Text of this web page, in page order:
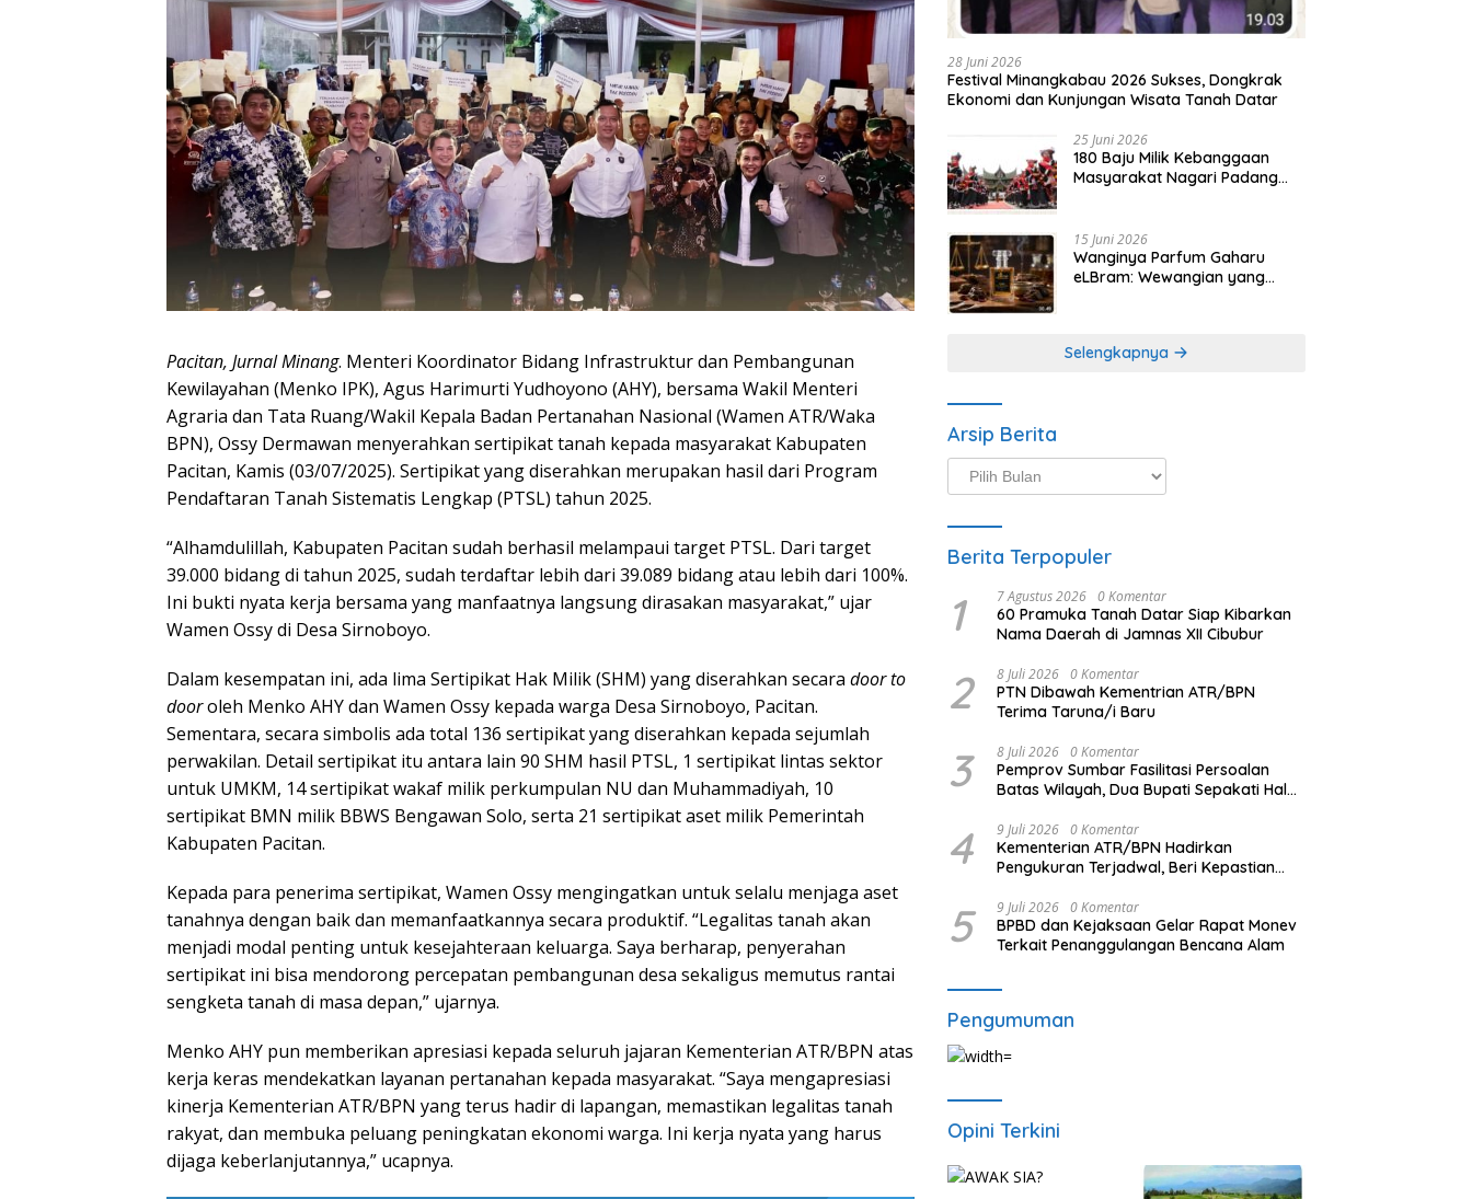
Pacitan, Jurnal Minang. Menteri Koordinator Bidang Infrastruktur dan Pembangunan
Kewilayahan (Menko IPK), Agus Harimurti Yudhoyono (AHY), bersama Wakil Menteri
Agraria dan Tata Ruang/Wakil Kepala Badan Pertanahan Nasional (Wamen ATR/Waka
BPN), Ossy Dermawan menyerahkan sertipikat tanah kepada masyarakat Kabupaten
Pacitan, Kamis (03/07/2025). Sertipikat yang diserahkan merupakan hasil dari Program
Pendaftaran Tanah Sistematis Lengkap (PTSL) tahun 2025.
“Alhamdulillah, Kabupaten Pacitan sudah berhasil melampaui target PTSL. Dari target
39.000 bidang di tahun 2025, sudah terdaftar lebih dari 39.089 bidang atau lebih dari 100%.
Ini bukti nyata kerja bersama yang manfaatnya langsung dirasakan masyarakat,” ujar
Wamen Ossy di Desa Sirnoboyo.
Dalam kesempatan ini, ada lima Sertipikat Hak Milik (SHM) yang diserahkan secara door to
dooroleh Menko AHY dan Wamen Ossy kepada warga Desa Sirnoboyo, Pacitan.
Sementara, secara simbolis ada total 136 sertipikat yang diserahkan kepada sejumlah
perwakilan. Detail sertipikat itu antara lain 90 SHM hasil PTSL, 1 sertipikat lintas sektor
untuk UMKM, 14 sertipikat wakaf milik perkumpulan NU dan Muhammadiyah, 10
sertipikat BMN milik BBWS Bengawan Solo, serta 21 sertipikat aset milik Pemerintah
Kabupaten Pacitan.
Kepada para penerima sertipikat, Wamen Ossy mengingatkan untuk selalu menjaga aset
tanahnya dengan baik dan memanfaatkannya secara produktif. “Legalitas tanah akan
menjadi modal penting untuk kesejahteraan keluarga. Saya berharap, penyerahan
sertipikat ini bisa mendorong percepatan pembangunan desa sekaligus memutus rantai
sengketa tanah di masa depan,” ujarnya.
Menko AHY pun memberikan apresiasi kepada seluruh jajaran Kementerian ATR/BPN atas
kerja keras mendekatkan layanan pertanahan kepada masyarakat. “Saya mengapresiasi
kinerja Kementerian ATR/BPN yang terus hadir di lapangan, memastikan legalitas tanah
rakyat, dan membuka peluang peningkatan ekonomi warga. Ini kerja nyata yang harus
dijaga keberlanjutannya,” ucapnya.
28 Juni 2026
Festival Minangkabau 2026 Sukses, Dongkrak
Ekonomi dan Kunjungan Wisata Tanah Datar
25 Juni 2026
180 Baju Milik Kebanggaan
Masyarakat Nagari Padang
Minangkabau
15 Juni 2026
Wanginya Parfum Gaharu
eLBram: Wewangian yang
Selengkapnya
Arsip Berita
Arsip
Berita
Berita Terpopuler
1 7 Agustus 2026 0 Komentar
60 Pramuka Tanah Datar Siap Kibarkan
Nama Daerah di Jamnas XII Cibubur
2 8 Juli 2026 0 Komentar
PTN Dibawah Kementrian ATR/BPN
Terima Taruna/i Baru
3 8 Juli 2026 0 Komentar
Pemprov Sumbar Fasilitasi Persoalan
Batas Wilayah, Dua Bupati Sepakati Hal
4 9 Juli 2026 0 Komentar
Kementerian ATR/BPN Hadirkan
Pengukuran Terjadwal, Beri Kepastian
5 9 Juli 2026 0 Komentar
BPBD dan Kejaksaan Gelar Rapat Monev
Terkait Penanggulangan Bencana Alam
Pengumuman
Opini Terkini